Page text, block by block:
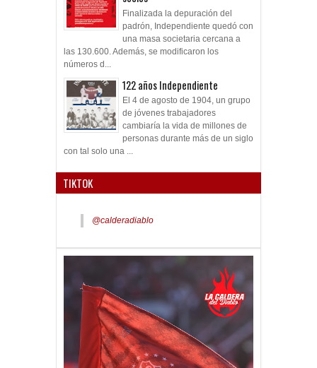
Finalizada la depuración del
padrón, Independiente quedó con
una masa societaria cercana a
las 130.600. Además, se modificaron los
números d...
122 años Independiente
El 4 de agosto de 1904, un grupo
de jóvenes trabajadores
cambiaría la vida de millones de
personas durante más de un siglo
con tal solo una ...
TIKTOK
@calderadiablo